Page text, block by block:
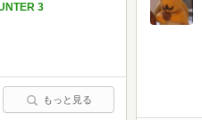
3
もっと見る